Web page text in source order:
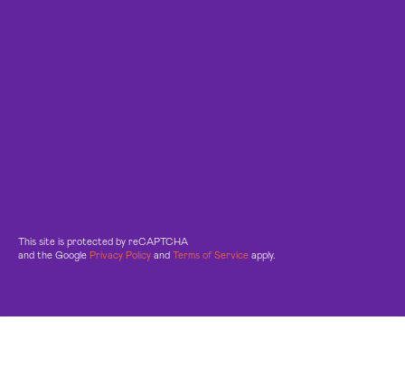
This site is protected by reCAPTCHA
and the Google Privacy Policy and Terms of Service apply.